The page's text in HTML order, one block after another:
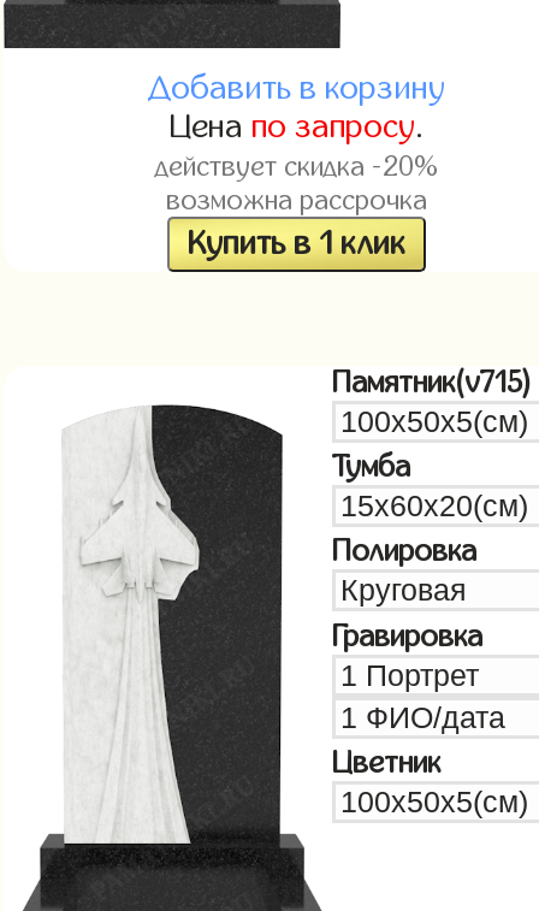
Добавить в корзину
Цена по запросу.
действует скидка -20%
возможна рассрочка
Купить в 1 клик
Памятник(v715)
Тумба
Полировка
Гравировка
Цветник